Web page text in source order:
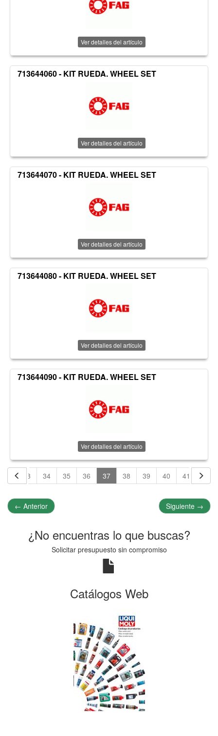
Ver detalles del artículo
713644060 - KIT RUEDA. WHEEL SET
Ver detalles del artículo
713644070 - KIT RUEDA. WHEEL SET
Ver detalles del artículo
713644080 - KIT RUEDA. WHEEL SET
Ver detalles del artículo
713644090 - KIT RUEDA. WHEEL SET
Ver detalles del artículo
33 34 35 36 37 38 39 40 41 42
← Anterior Siguiente →
¿No encuentras lo que buscas?
Solicitar presupuesto sin compromiso
Catálogos Web